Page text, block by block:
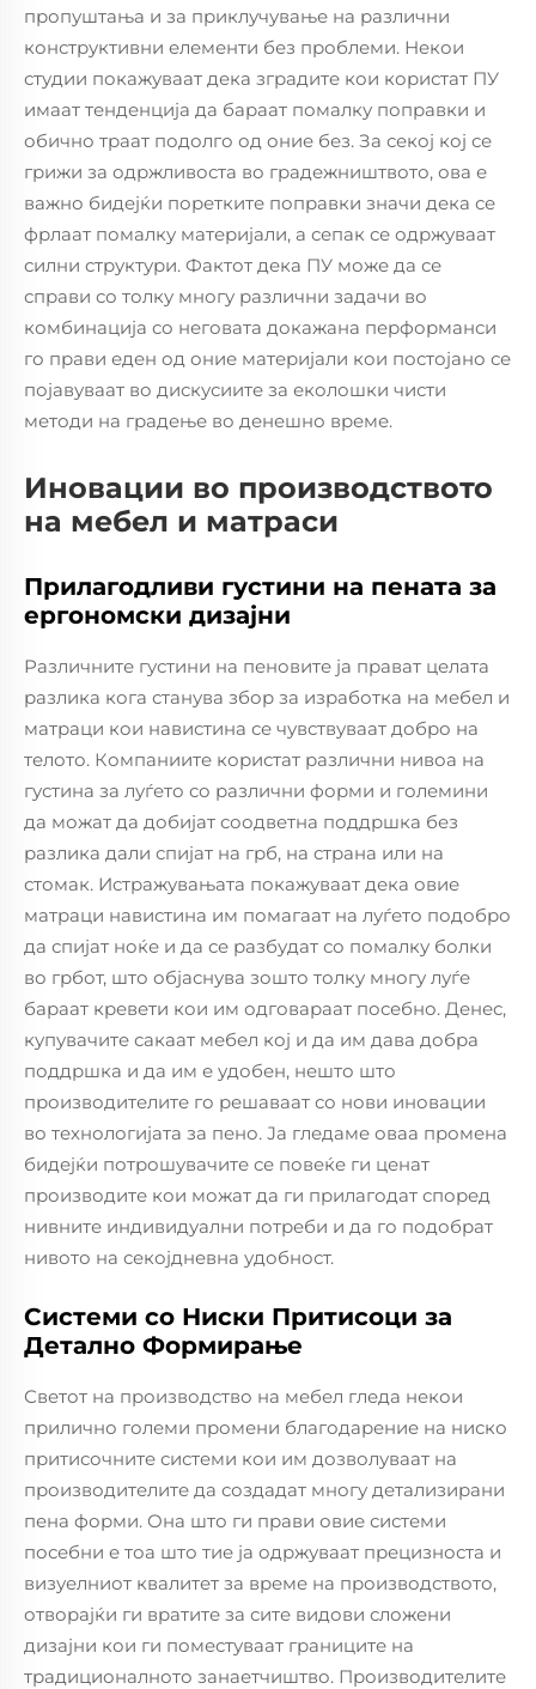
пропуштања и за приклучување на различни
конструктивни елементи без проблеми. Некои
студии покажуваат дека зградите кои користат ПУ
имаат тенденција да бараат помалку поправки и
обично траат подолго од оние без. За секој кој се
грижи за одржливоста во градежништвото, ова е
важно бидејќи поретките поправки значи дека се
фрлаат помалку материјали, а сепак се одржуваат
силни структури. Фактот дека ПУ може да се
справи со толку многу различни задачи во
комбинација со неговата докажана перформанси
го прави еден од оние материјали кои постојано се
појавуваат во дискусиите за еколошки чисти
методи на градење во денешно време.
Иновации во производството
на мебел и матраси
Прилагодливи густини на пената за
ергономски дизајни
Различните густини на пеновите ја прават целата
разлика кога станува збор за изработка на мебел и
матраци кои навистина се чувствуваат добро на
телото. Компаниите користат различни нивоа на
густина за луѓето со различни форми и големини
да можат да добијат соодветна поддршка без
разлика дали спијат на грб, на страна или на
стомак. Истражувањата покажуваат дека овие
матраци навистина им помагаат на луѓето подобро
да спијат ноќе и да се разбудат со помалку болки
во грбот, што објаснува зошто толку многу луѓе
бараат кревети кои им одговараат посебно. Денес,
купувачите сакаат мебел кој и да им дава добра
поддршка и да им е удобен, нешто што
производителите го решаваат со нови иновации
во технологијата за пено. Ја гледаме оваа промена
бидејќи потрошувачите се повеќе ги ценат
производите кои можат да ги прилагодат според
нивните индивидуални потреби и да го подобрат
нивото на секојдневна удобност.
Системи со Ниски Притисоци за
Детално Формирање
Светот на производство на мебел гледа некои
прилично големи промени благодарение на ниско
притисочните системи кои им дозволуваат на
производителите да создадат многу детализирани
пена форми. Она што ги прави овие системи
посебни е тоа што тие ја одржуваат прецизноста и
визуелниот квалитет за време на производството,
отворајќи ги вратите за сите видови сложени
дизајни кои ги поместуваат границите на
традиционалното занаетчиштво. Производителите